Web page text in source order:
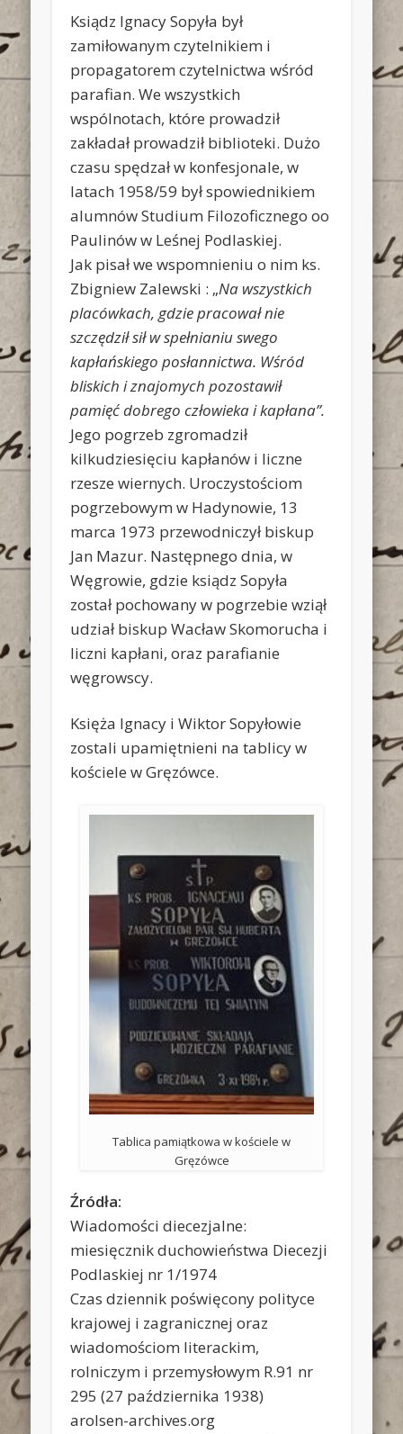
Ksiądz Ignacy Sopyła był
zamiłowanym czytelnikiem i
propagatorem czytelnictwa wśród
parafian. We wszystkich
wspólnotach, które prowadził
zakładał prowadził biblioteki. Dużo
czasu spędzał w konfesjonale, w
latach 1958/59 był spowiednikiem
alumnów Studium Filozoficznego oo
Paulinów w Leśnej Podlaskiej.
Jak pisał we wspomnieniu o nim ks.
Zbigniew Zalewski : „Na wszystkich
placówkach, gdzie pracował nie
szczędził sił w spełnianiu swego
kapłańskiego posłannictwa. Wśród
bliskich i znajomych pozostawił
pamięć dobrego człowieka i kapłana”.
Jego pogrzeb zgromadził
kilkudziesięciu kapłanów i liczne
rzesze wiernych. Uroczystościom
pogrzebowym w Hadynowie, 13
marca 1973 przewodniczył biskup
Jan Mazur. Następnego dnia, w
Węgrowie, gdzie ksiądz Sopyła
został pochowany w pogrzebie wziął
udział biskup Wacław Skomorucha i
liczni kapłani, oraz parafianie
węgrowscy.
Księża Ignacy i Wiktor Sopyłowie
zostali upamiętnieni na tablicy w
kościele w Gręzówce.
Tablica pamiątkowa w kościele w
Gręzówce
Źródła:
Wiadomości diecezjalne:
miesięcznik duchowieństwa Diecezji
Podlaskiej nr 1/1974
Czas dziennik poświęcony polityce
krajowej i zagranicznej oraz
wiadomościom literackim,
rolniczym i przemysłowym R.91 nr
295 (27 października 1938)
arolsen-archives.org